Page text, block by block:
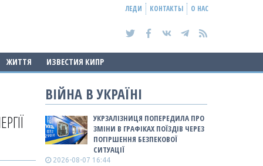
ЛЕДИ КОНТАКТЫ О НАС
ЖИТТЯ ИЗВЕСТИЯ КИПР
ВІЙНА В УКРАЇНІ
УКРЗАЛІЗНИЦЯ ПОПЕРЕДИЛА ПРО
ЗМІНИ В ГРАФІКАХ ПОЇЗДІВ ЧЕРЕЗ
ПОГІРШЕННЯ БЕЗПЕКОВОЇ
СИТУАЦІЇ
2026-08-07 16:44